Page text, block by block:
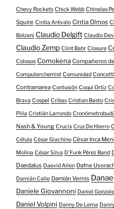
Chevy Rockets Chick Webb Chinelas
Squire Cintia Arévalo Cintia Olmos
Bolzani Claudio Delgift Claudio
Claudio Zemp Clint Bahr Closure
Colosos Comokena Compañeros
Computerchemist Comunidad
Contramarea Contusión Coqui Ortiz
Brava Cospel Cribas Cristian Basto
Piña Cristián Larrondo
Nash & Young Crucis Cruz De Hierro
Célula César Giachino César Inca
Molina César Silva D'Funk Pérez Band
Daedalus Daevid Allen Dafne
Damián Calle Damián Vernis Danae
Daniele Giovannoni Daniel
Daniel Volpini Danny De Lema